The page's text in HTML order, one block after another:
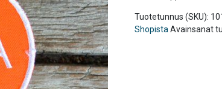
Tuotetunnus (SKU):
Shopista Avainsanat